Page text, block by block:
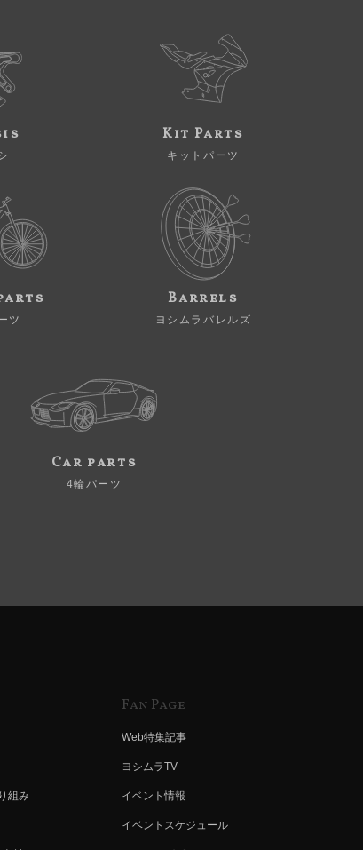
Kit Parts
キットパーツ
ツ
Barrels
ヨシムラバレルズ
Car parts
4輪パーツ
組み
Fan Page
Web特集記事
ヨシムラTV
イベント情報
イベントスケジュール